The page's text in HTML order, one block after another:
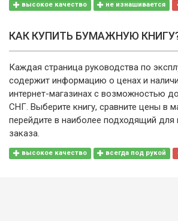
высокое качество не изнашивается
КАК КУПИТЬ БУМАЖНУЮ
Каждая страница руководства по
содержит информацию о ценах и
интернет-магазинах с возможностью
СНГ. Выберите книгу, сравните цены в
перейдите в наиболее подходящий
заказа.
высокое качество всегда под рукой